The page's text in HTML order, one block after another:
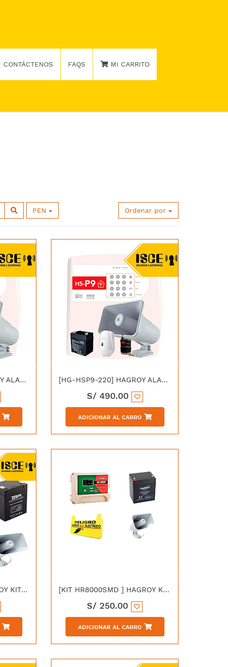
CONTÁCTENOS FAQS MI CARRITO
PEN Ordenar por
[HG-HSP8-220] HAGROY ALARMA RESIDENCIAL HS-P8 SMD/THD 220V [HG-HSP9-220] HAGROY ALARMA RESIDENCIAL HS-P9 220VAC
S/ 490.00
ADICIONAR AL CARRO
[KIT-XPOWERI10] HAGROY KIT ALECTRIFICADOR X POWER i10 CON TECLADO SMD/THD 220V + BATERIA DE 4AMP 12V PS4-12 + LETRERO DE ADVERTENCIA [KIT HR8000SMD ] HAGROY KIT ELECTRIFICADOR HR 8000 SMD 220VAC 1500MT + BATERIA 4AMP 12V PS4-12 + LETRERO DE ADVERTENCIA
S/ 250.00
ADICIONAR AL CARRO